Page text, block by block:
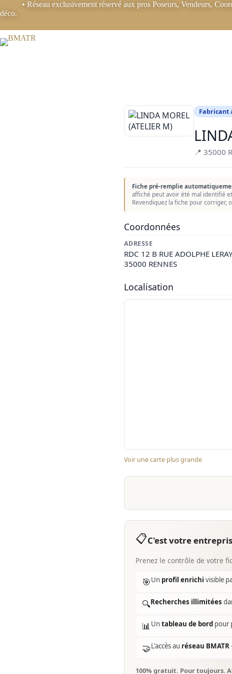
au
• Réseau exclusivement réservé aux pros Poseurs, Vendeurs,
déco.
Fabricant
📍 35000
Fiche pré-remplie
affiché peut avoir été mal identifié
Revendiquez la fiche pour corriger,
Coordonnées
ADRESSE
RDC 12 B RUE ADOLPHE
35000 RENNES
Localisation
Voir une carte plus grande
📋C'est votre
Prenez le contrôle de votre
🎯Un profil enrichi visible
🔍Recherches illimitées
📊Untableau de bord pour
🤝L'accès au réseau BMATR
100% gratuit. Pour toujours.